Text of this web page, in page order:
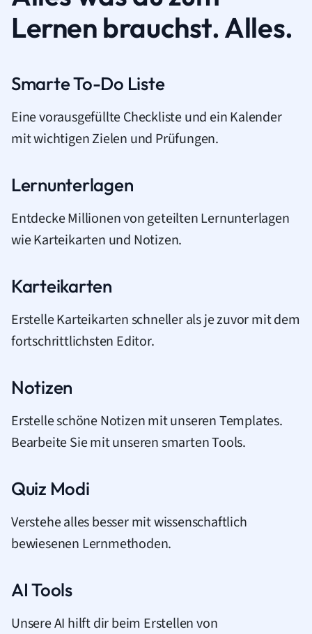
Lernen brauchst. Alles.
Smarte To-Do Liste
Eine vorausgefüllte Checkliste und ein Kalender
mit wichtigen Zielen und Prüfungen.
Lernunterlagen
Entdecke Millionen von geteilten Lernunterlagen
wie Karteikarten und Notizen.
Karteikarten
Erstelle Karteikarten schneller als je zuvor mit dem
fortschrittlichsten Editor.
Notizen
Erstelle schöne Notizen mit unseren Templates.
Bearbeite Sie mit unseren smarten Tools.
Quiz Modi
Verstehe alles besser mit wissenschaftlich
bewiesenen Lernmethoden.
AI Tools
Unsere AI hilft dir beim Erstellen von